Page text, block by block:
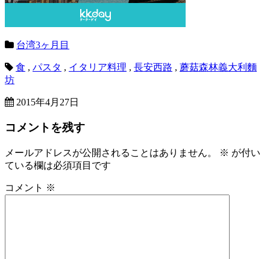
台湾3ヶ月目
食 , パスタ , イタリア料理 , 長安西路 , 蘑菇森林義大利麵
坊
2015年4月27日
コメントを残す
メールアドレスが公開されることはありません。 ※ が付い
ている欄は必須項目です
コメント ※